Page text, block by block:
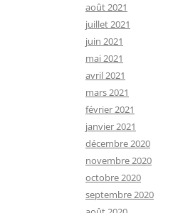
août 2021
juillet 2021
juin 2021
mai 2021
avril 2021
mars 2021
février 2021
janvier 2021
décembre 2020
novembre 2020
octobre 2020
septembre 2020